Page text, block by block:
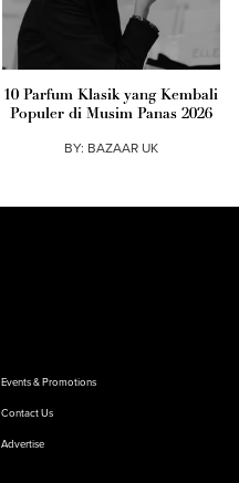
10 Parfum Klasik yang Kembali
Populer di Musim Panas 2026
BY: BAZAAR UK
Events & Promotions
Contact Us
Advertise